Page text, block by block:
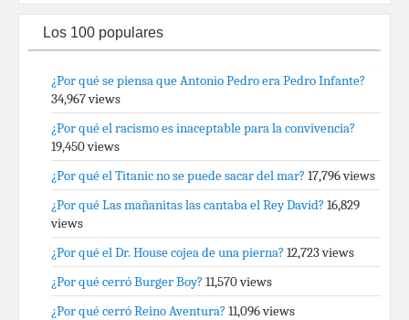
Los 100 populares
¿Por qué se piensa que Antonio Pedro era Pedro Infante?
34,967 views
¿Por qué el racismo es inaceptable para la convivencia?
19,450 views
¿Por qué el Titanic no se puede sacar del mar? 17,796 views
¿Por qué Las mañanitas las cantaba el Rey David? 16,829
views
¿Por qué el Dr. House cojea de una pierna? 12,723 views
¿Por qué cerró Burger Boy? 11,570 views
¿Por qué cerró Reino Aventura? 11,096 views